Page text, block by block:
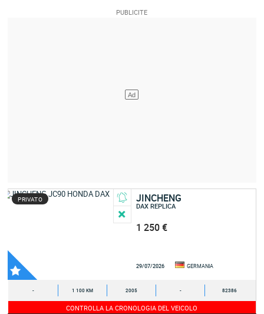
PRIVATO JINCHENG
DAX REPLICA
1 250 €
29/07/2026 GERMANIA
- 1 100 KM 2005 - 82386
CONTROLLA LA CRONOLOGIA DEL VEICOLO